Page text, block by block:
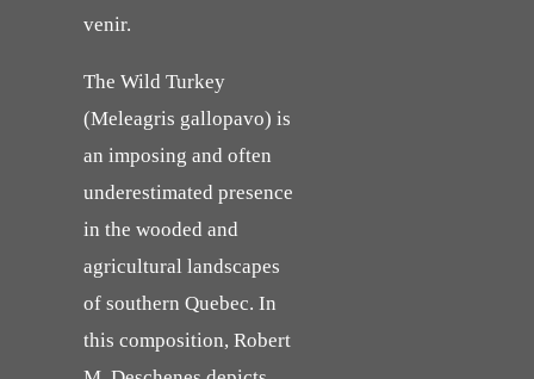
venir.
The Wild Turkey
(Meleagris gallopavo) is
an imposing and often
underestimated presence
in the wooded and
agricultural landscapes
of southern Quebec. In
this composition, Robert